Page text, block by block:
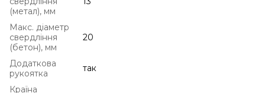
(метал), мм
Макс. діаметр
свердління
(бетон), мм
20
Додаткова
рукоятка
так
Країна